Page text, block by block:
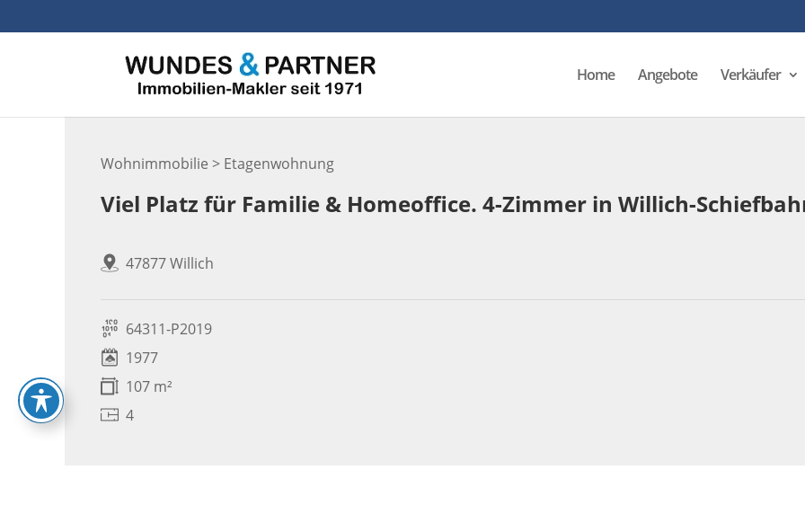
Home Angebote Verkäufer
Wohnimmobilie > Etagenwohnung
Viel Platz für Familie & Homeoffice. 4-Zimmer in Willich-
47877 Willich
64311-P2019
1977
107 m²
4